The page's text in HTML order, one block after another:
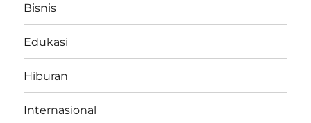
Bisnis
Edukasi
Hiburan
Internasional